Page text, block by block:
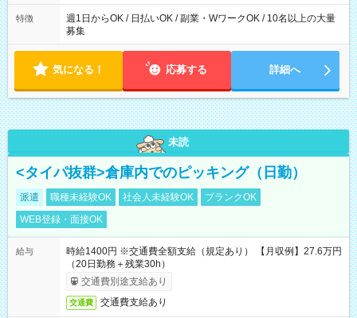
特徴
週1日からOK / 日払いOK / 副業・WワークOK / 10名以上の大量
募集
気になる！ 応募する 詳細へ
未読
<タイパ抜群>倉庫内でのピッキング（日勤）
派遣 職種未経験OK 社会人未経験OK
ブランクOK
WEB登録・面接OK
給与
時給1400円 ※交通費全額支給（規定あり） 【月収例】27.6万円
（20日勤務＋残業30h）
交通費別途支給あり
交通費 交通費支給あり